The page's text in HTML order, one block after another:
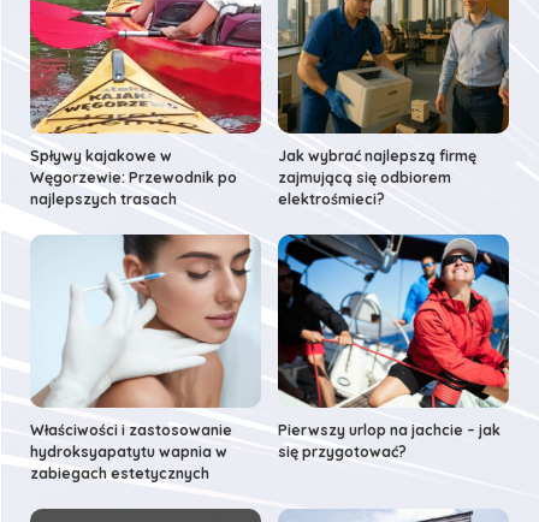
Spływy kajakowe w
Węgorzewie: Przewodnik po
najlepszych trasach
Jak wybrać najlepszą firmę
zajmującą się odbiorem
elektrośmieci?
Właściwości i zastosowanie
hydroksyapatytu wapnia w
zabiegach estetycznych
Pierwszy urlop na jachcie – jak
się przygotować?